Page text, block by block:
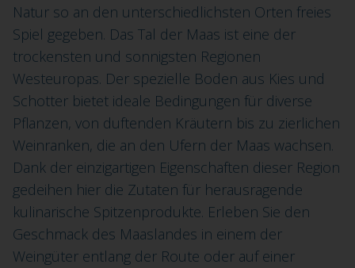
Natur so an den unterschiedlichsten Orten freies
Spiel gegeben. Das Tal der Maas ist eine der
trockensten und sonnigsten Regionen
Westeuropas. Der spezielle Boden aus Kies und
Schotter bietet ideale Bedingungen für diverse
Pflanzen, von duftenden Kräutern bis zu zierlichen
Weinranken, die an den Ufern der Maas wachsen.
Dank der einzigartigen Eigenschaften dieser Region
gedeihen hier die Zutaten für herausragende
kulinarische Spitzenprodukte. Erleben Sie den
Geschmack des Maaslandes in einem der
Weingüter entlang der Route oder auf einer